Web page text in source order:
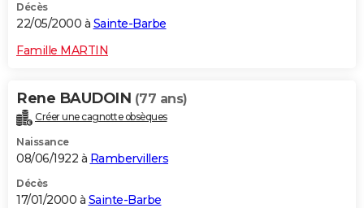
Décès
22/05/2000 à Sainte-Barbe
Famille MARTIN
Rene BAUDOIN (77 ans)
Créer une cagnotte obsèques
Naissance
08/06/1922 à Rambervillers
Décès
17/01/2000 à Sainte-Barbe